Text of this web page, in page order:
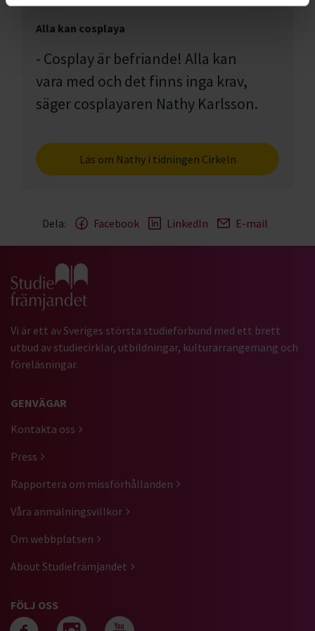
Alla kan cosplaya
- Cosplay är befriande! Alla kan
vara med och det finns inga krav,
säger cosplayaren Nathy Karlsson.
Läs om Nathy i tidningen Cirkeln
Dela: Facebook LinkedIn E-mail
Gå till studiefrämjandets startsida
Vi är ett av Sveriges största studieförbund med ett brett
utbud av studiecirklar, utbildningar, kulturarrangemang och
föreläsningar.
GENVÄGAR
Kontakta oss
Press
Rapportera om missförhållanden
Våra anmälningsvillkor
Om webbplatsen
About Studiefrämjandet
FÖLJ OSS